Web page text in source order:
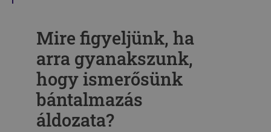
Mire figyeljünk, ha
arra gyanakszunk,
hogy ismerősünk
bántalmazás
áldozata?